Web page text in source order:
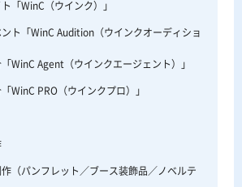
「WinC（ウインク）」
ト「WinC Audition（ウインクオーディショ
WinC Agent（ウインクエージェント）」
WinC PRO（ウインクプロ）」
（パンフレット／ブース装飾品／ノベルテ